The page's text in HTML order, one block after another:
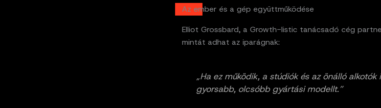
Az ember és a gép együttműködése
Elliot Grossbard, a Growth-listic tanácsadó cég
mintát adhat az iparágnak:
„Ha ez működik, a stúdiók és az önálló
gyorsabb, olcsóbb gyártási modellt.”